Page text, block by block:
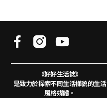
《好好生活誌》
是致力於探索不同生活樣貌的生活
風格媒體。